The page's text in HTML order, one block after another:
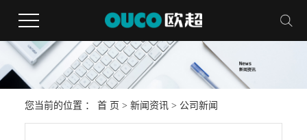
您当前的位置 ： 首 页 > 新闻资讯> 公司新闻